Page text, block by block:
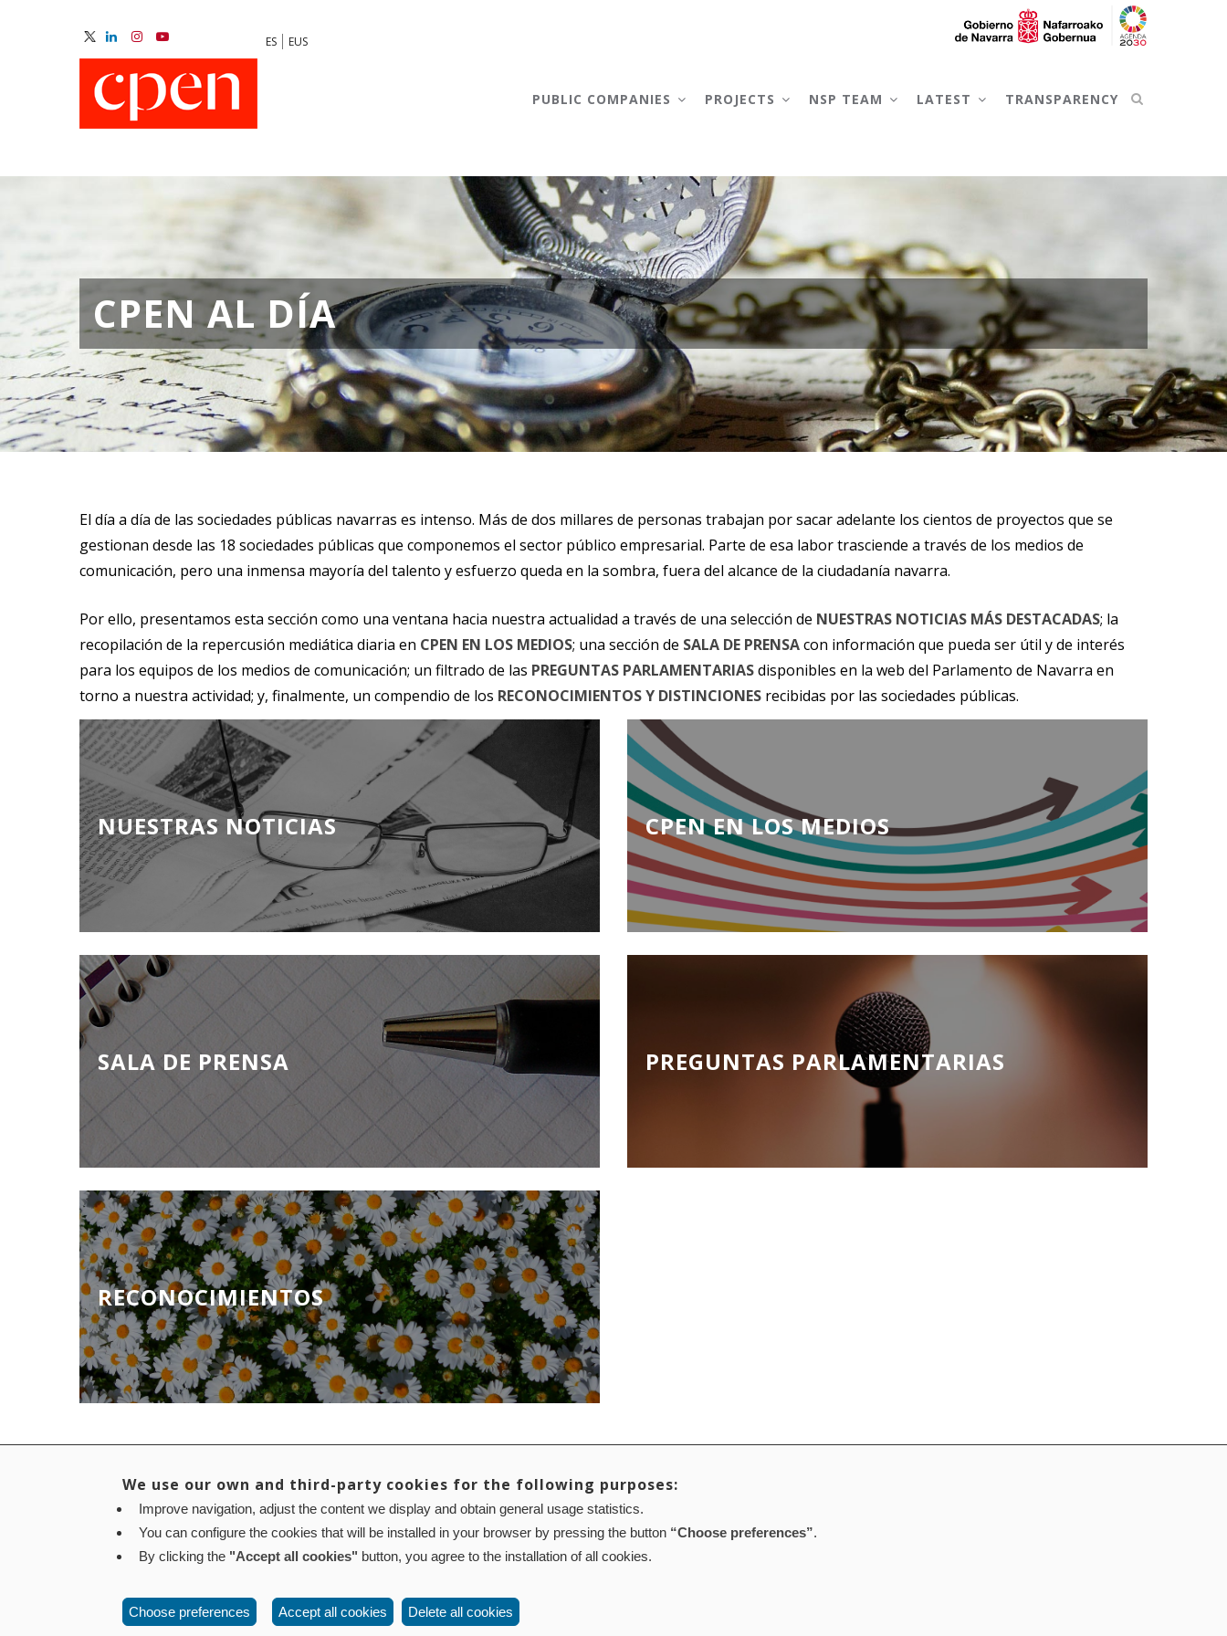
ES EUS
PUBLIC COMPANIES PROJECTS NSP TEAM LATEST TRANSPARENCY
CPEN AL DÍA
El día a día de las sociedades públicas navarras es intenso. Más de dos millares de personas trabajan por sacar adelante los cientos de proyectos que se
gestionan desde las 18 sociedades públicas que componemos el sector público empresarial. Parte de esa labor trasciende a través de los medios de
comunicación, pero una inmensa mayoría del talento y esfuerzo queda en la sombra, fuera del alcance de la ciudadanía navarra.
Por ello, presentamos esta sección como una ventana hacia nuestra actualidad a través de una selección de NUESTRAS NOTICIAS MÁS DESTACADAS; la
recopilación de la repercusión mediática diaria en CPEN EN LOS MEDIOS; una sección de SALA DE PRENSAcon información que pueda ser útil y de interés
para los equipos de los medios de comunicación; un filtrado de las PREGUNTAS PARLAMENTARIASdisponibles en la web del Parlamento de Navarra en
torno a nuestra actividad; y, finalmente, un compendio de los RECONOCIMIENTOS Y DISTINCIONES recibidas por las sociedades públicas.
NUESTRAS NOTICIAS CPEN EN LOS MEDIOS
SALA DE PRENSA PREGUNTAS PARLAMENTARIAS
RECONOCIMIENTOS
Aviso legal Política de privacidad Política de cookies Mapa web Configuración de cookies
: Paseo de Sarasate nº 38, 2º Dcha - 31001 Pamplona (Navarra) Tel.: 848 42 08 72 corporacion@cpen.es
We use our own and third-party cookies for the following purposes:
Improve navigation, adjust the content we display and obtain general usage statistics.
You can configure the cookies that will be installed in your browser by pressing the button “Choose preferences”.
By clicking the "Accept all cookies" button, you agree to the installation of all cookies.
Choose preferences Accept all cookies Delete all cookies